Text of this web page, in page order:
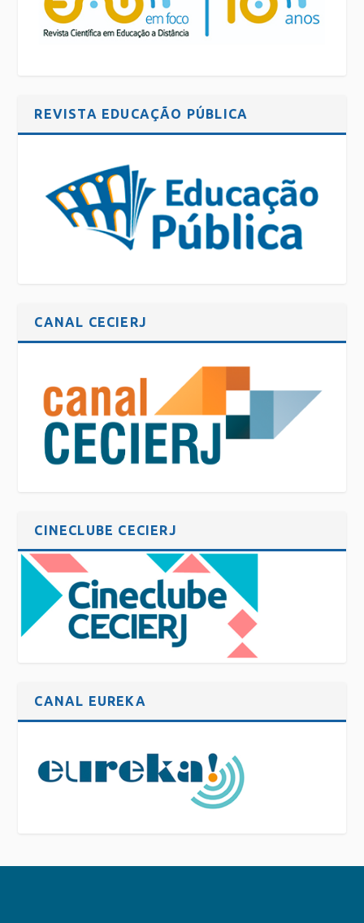
REVISTA EDUCAÇÃO PÚBLICA
CANAL CECIERJ
CINECLUBE CECIERJ
CANAL EUREKA